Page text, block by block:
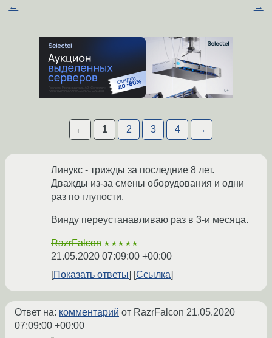
← →
← 1 2 3 4 →
Линукс - трижды за последние 8 лет.
Дважды из-за смены оборудования и одни
раз по глупости.
Винду переустанавливаю раз в 3-и месяца.
RazrFalcon ★★★★★
21.05.2020 07:09:00 +00:00
Показать ответы
Ссылка
Ответ на: комментарий от RazrFalcon 21.05.2020
07:09:00 +00:00